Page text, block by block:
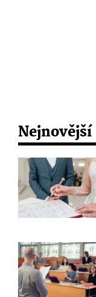
Nejnovější